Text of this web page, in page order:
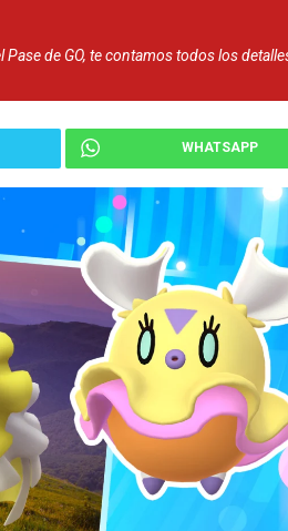
de GO, te contamos todos los
WHATSAPP